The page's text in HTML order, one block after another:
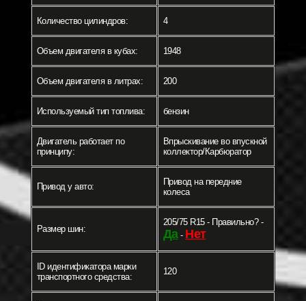
Количество цилиндров: 4
Объем двигателя в кубах: 1948
Объем двигателя в литрах: 200
Используемый тип топлива: бензин
Двигатель работает по
принципу:
Впрыскивание во впускной
коллектор/Карбюратор
Привод у авто:
Привод на передние
колеса
Размер шин:
205/75 R15 - Правильно? -
Да- Нет
ID идентификатора марки
транспортного средства:
120